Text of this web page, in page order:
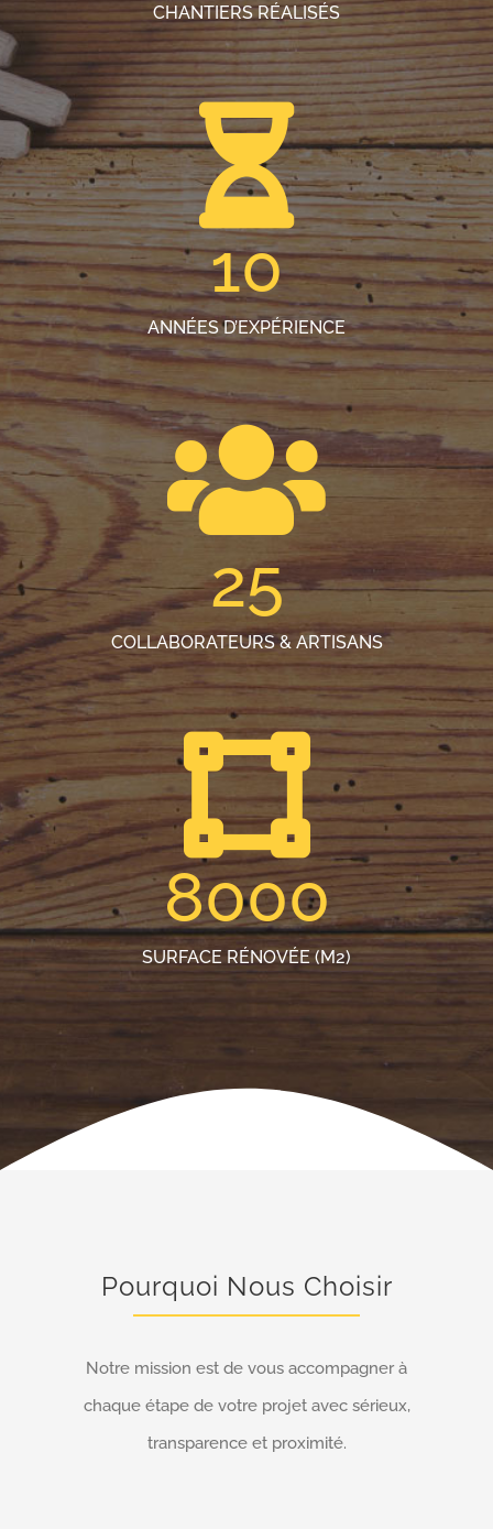
CHANTIERS RÉALISÉS
10
ANNÉES D’EXPÉRIENCE
25
COLLABORATEURS & ARTISANS
8000
SURFACE RÉNOVÉE (M2)
Pourquoi Nous Choisir
Notre mission est de vous accompagner à
chaque étape de votre projet avec sérieux,
transparence et proximité.